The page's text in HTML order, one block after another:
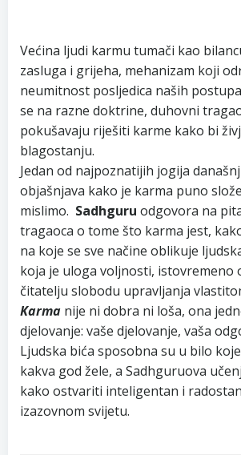
Većina ljudi karmu tumači kao
zasluga i grijeha, mehanizam koji
neumitnost posljedica naših
se na razne doktrine, duhovni
pokušavaju riješiti karme kako bi
blagostanju.
Jedan od najpoznatijih jogija
objašnjava kako je karma puno
mislimo. Sadhguru odgovora na
tragaoca o tome što karma jest,
na koje se sve načine oblikuje
koja je uloga voljnosti, istovremeno
čitatelju slobodu upravljanja
Karma nije ni dobra ni loša, ona
djelovanje: vaše djelovanje, vaša
Ljudska bića sposobna su u bilo
kakva god žele, a Sadhguruova
kako ostvariti inteligentan i
izazovnom svijetu.